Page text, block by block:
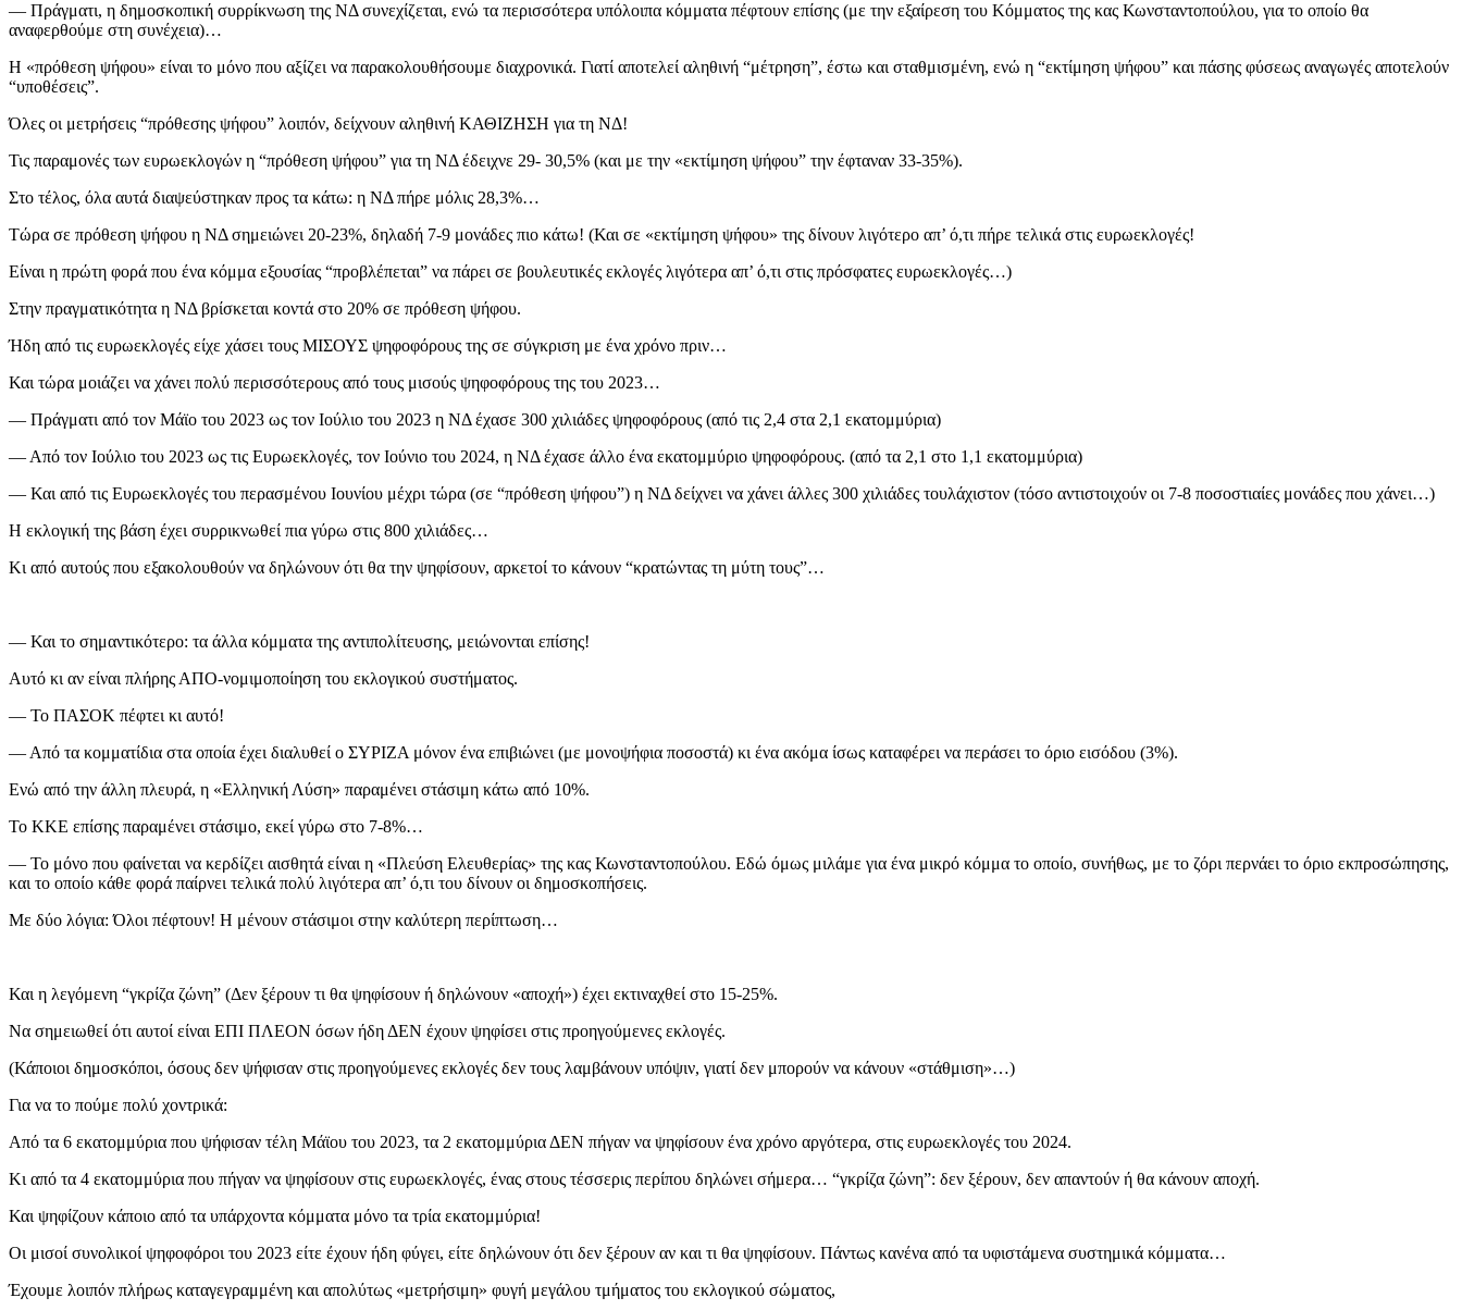
— Πράγματι, η δημοσκοπική συρρίκνωση της ΝΔ συνεχίζεται, ενώ τα περισσότερα υπόλοιπα κόμματα πέφτουν επίσης (με την εξαίρεση του Κόμματος της κας Κωνσταντοπούλου, για το οποίο θα
αναφερθούμε στη συνέχεια)…
Η «πρόθεση ψήφου» είναι το μόνο που αξίζει να παρακολουθήσουμε διαχρονικά. Γιατί αποτελεί αληθινή “μέτρηση”, έστω και σταθμισμένη, ενώ η “εκτίμηση ψήφου” και πάσης φύσεως αναγωγές αποτελούν
“υποθέσεις”.
Όλες οι μετρήσεις “πρόθεσης ψήφου” λοιπόν, δείχνουν αληθινή ΚΑΘΙΖΗΣΗ για τη ΝΔ!
Τις παραμονές των ευρωεκλογών η “πρόθεση ψήφου” για τη ΝΔ έδειχνε 29- 30,5% (και με την «εκτίμηση ψήφου” την έφταναν 33-35%).
Στο τέλος, όλα αυτά διαψεύστηκαν προς τα κάτω: η ΝΔ πήρε μόλις 28,3%…
Τώρα σε πρόθεση ψήφου η ΝΔ σημειώνει 20-23%, δηλαδή 7-9 μονάδες πιο κάτω! (Και σε «εκτίμηση ψήφου» της δίνουν λιγότερο απ’ ό,τι πήρε τελικά στις ευρωεκλογές!
Είναι η πρώτη φορά που ένα κόμμα εξουσίας “προβλέπεται” να πάρει σε βουλευτικές εκλογές λιγότερα απ’ ό,τι στις πρόσφατες ευρωεκλογές…)
Στην πραγματικότητα η ΝΔ βρίσκεται κοντά στο 20% σε πρόθεση ψήφου.
Ήδη από τις ευρωεκλογές είχε χάσει τους ΜΙΣΟΥΣ ψηφοφόρους της σε σύγκριση με ένα χρόνο πριν…
Και τώρα μοιάζει να χάνει πολύ περισσότερους από τους μισούς ψηφοφόρους της του 2023…
— Πράγματι από τον Μάϊο του 2023 ως τον Ιούλιο του 2023 η ΝΔ έχασε 300 χιλιάδες ψηφοφόρους (από τις 2,4 στα 2,1 εκατομμύρια)
— Από τον Ιούλιο του 2023 ως τις Ευρωεκλογές, τον Ιούνιο του 2024, η ΝΔ έχασε άλλο ένα εκατομμύριο ψηφοφόρους. (από τα 2,1 στο 1,1 εκατομμύρια)
— Και από τις Ευρωεκλογές του περασμένου Ιουνίου μέχρι τώρα (σε “πρόθεση ψήφου”) η ΝΔ δείχνει να χάνει άλλες 300 χιλιάδες τουλάχιστον (τόσο αντιστοιχούν οι 7-8 ποσοστιαίες μονάδες που χάνει…)
Η εκλογική της βάση έχει συρρικνωθεί πια γύρω στις 800 χιλιάδες…
Κι από αυτούς που εξακολουθούν να δηλώνουν ότι θα την ψηφίσουν, αρκετοί το κάνουν “κρατώντας τη μύτη τους”…
— Και το σημαντικότερο: τα άλλα κόμματα της αντιπολίτευσης, μειώνονται επίσης!
Αυτό κι αν είναι πλήρης ΑΠΟ-νομιμοποίηση του εκλογικού συστήματος.
— Το ΠΑΣΟΚ πέφτει κι αυτό!
— Από τα κομματίδια στα οποία έχει διαλυθεί ο ΣΥΡΙΖΑ μόνον ένα επιβιώνει (με μονοψήφια ποσοστά) κι ένα ακόμα ίσως καταφέρει να περάσει το όριο εισόδου (3%).
Ενώ από την άλλη πλευρά, η «Ελληνική Λύση» παραμένει στάσιμη κάτω από 10%.
Το ΚΚΕ επίσης παραμένει στάσιμο, εκεί γύρω στο 7-8%…
— Το μόνο που φαίνεται να κερδίζει αισθητά είναι η «Πλεύση Ελευθερίας» της κας Κωνσταντοπούλου. Εδώ όμως μιλάμε για ένα μικρό κόμμα το οποίο, συνήθως, με το ζόρι περνάει το όριο εκπροσώπησης,
και το οποίο κάθε φορά παίρνει τελικά πολύ λιγότερα απ’ ό,τι του δίνουν οι δημοσκοπήσεις.
Με δύο λόγια: Όλοι πέφτουν! Η μένουν στάσιμοι στην καλύτερη περίπτωση…
Και η λεγόμενη “γκρίζα ζώνη” (Δεν ξέρουν τι θα ψηφίσουν ή δηλώνουν «αποχή») έχει εκτιναχθεί στο 15-25%.
Να σημειωθεί ότι αυτοί είναι ΕΠΙ ΠΛΕΟΝ όσων ήδη ΔΕΝ έχουν ψηφίσει στις προηγούμενες εκλογές.
(Κάποιοι δημοσκόποι, όσους δεν ψήφισαν στις προηγούμενες εκλογές δεν τους λαμβάνουν υπόψιν, γιατί δεν μπορούν να κάνουν «στάθμιση»…)
Για να το πούμε πολύ χοντρικά:
Από τα 6 εκατομμύρια που ψήφισαν τέλη Μάϊου του 2023, τα 2 εκατομμύρια ΔΕΝ πήγαν να ψηφίσουν ένα χρόνο αργότερα, στις ευρωεκλογές του 2024.
Κι από τα 4 εκατομμύρια που πήγαν να ψηφίσουν στις ευρωεκλογές, ένας στους τέσσερις περίπου δηλώνει σήμερα… “γκρίζα ζώνη”: δεν ξέρουν, δεν απαντούν ή θα κάνουν αποχή.
Και ψηφίζουν κάποιο από τα υπάρχοντα κόμματα μόνο τα τρία εκατομμύρια!
Οι μισοί συνολικοί ψηφοφόροι του 2023 είτε έχουν ήδη φύγει, είτε δηλώνουν ότι δεν ξέρουν αν και τι θα ψηφίσουν. Πάντως κανένα από τα υφιστάμενα συστημικά κόμματα…
Έχουμε λοιπόν πλήρως καταγεγραμμένη και απολύτως «μετρήσιμη» φυγή μεγάλου τμήματος του εκλογικού σώματος,